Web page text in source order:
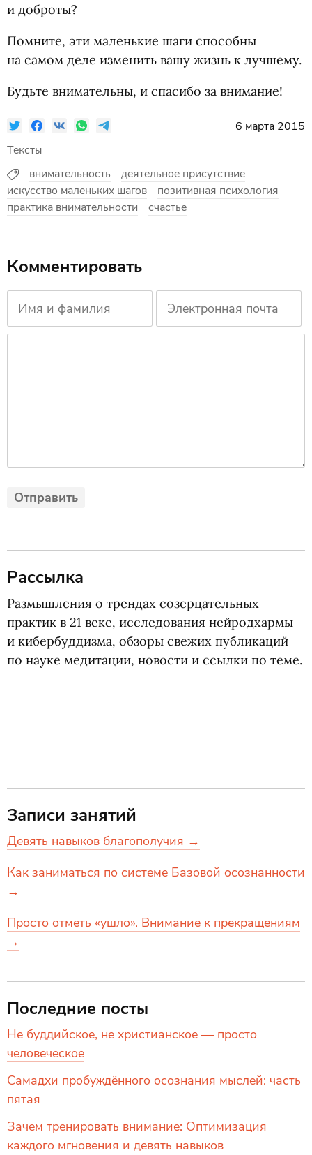
и доброты?
Помните, эти маленькие шаги способны
на самом деле изменить вашу жизнь к лучшему.
Будьте внимательны, и спасибо за внимание!
6 марта 2015
Тексты
внимательность
деятельное присутствие
искусство маленьких шагов
позитивная психология
практика внимательности
счастье
Комментировать
Рассылка
Размышления о трендах созерцательных
практик в 21 веке, исследования нейродхармы
и кибербуддизма, обзоры свежих публикаций
по науке медитации, новости и ссылки по теме.
Записи занятий
Девять навыков благополучия →
Как заниматься по системе Базовой осознанности
→
Просто отметь «ушло». Внимание к прекращениям
→
Последние посты
Не буддийское, не христианское — просто
человеческое
Самадхи пробуждённого осознания мыслей: часть
пятая
Зачем тренировать внимание: Оптимизация
каждого мгновения и девять навыков